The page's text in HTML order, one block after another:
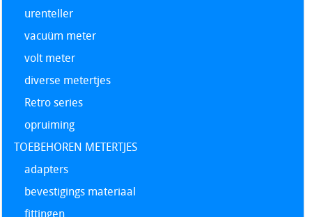
urenteller
vacuüm meter
volt meter
diverse metertjes
Retro series
opruiming
TOEBEHOREN METERTJES
adapters
bevestigings materiaal
fittingen